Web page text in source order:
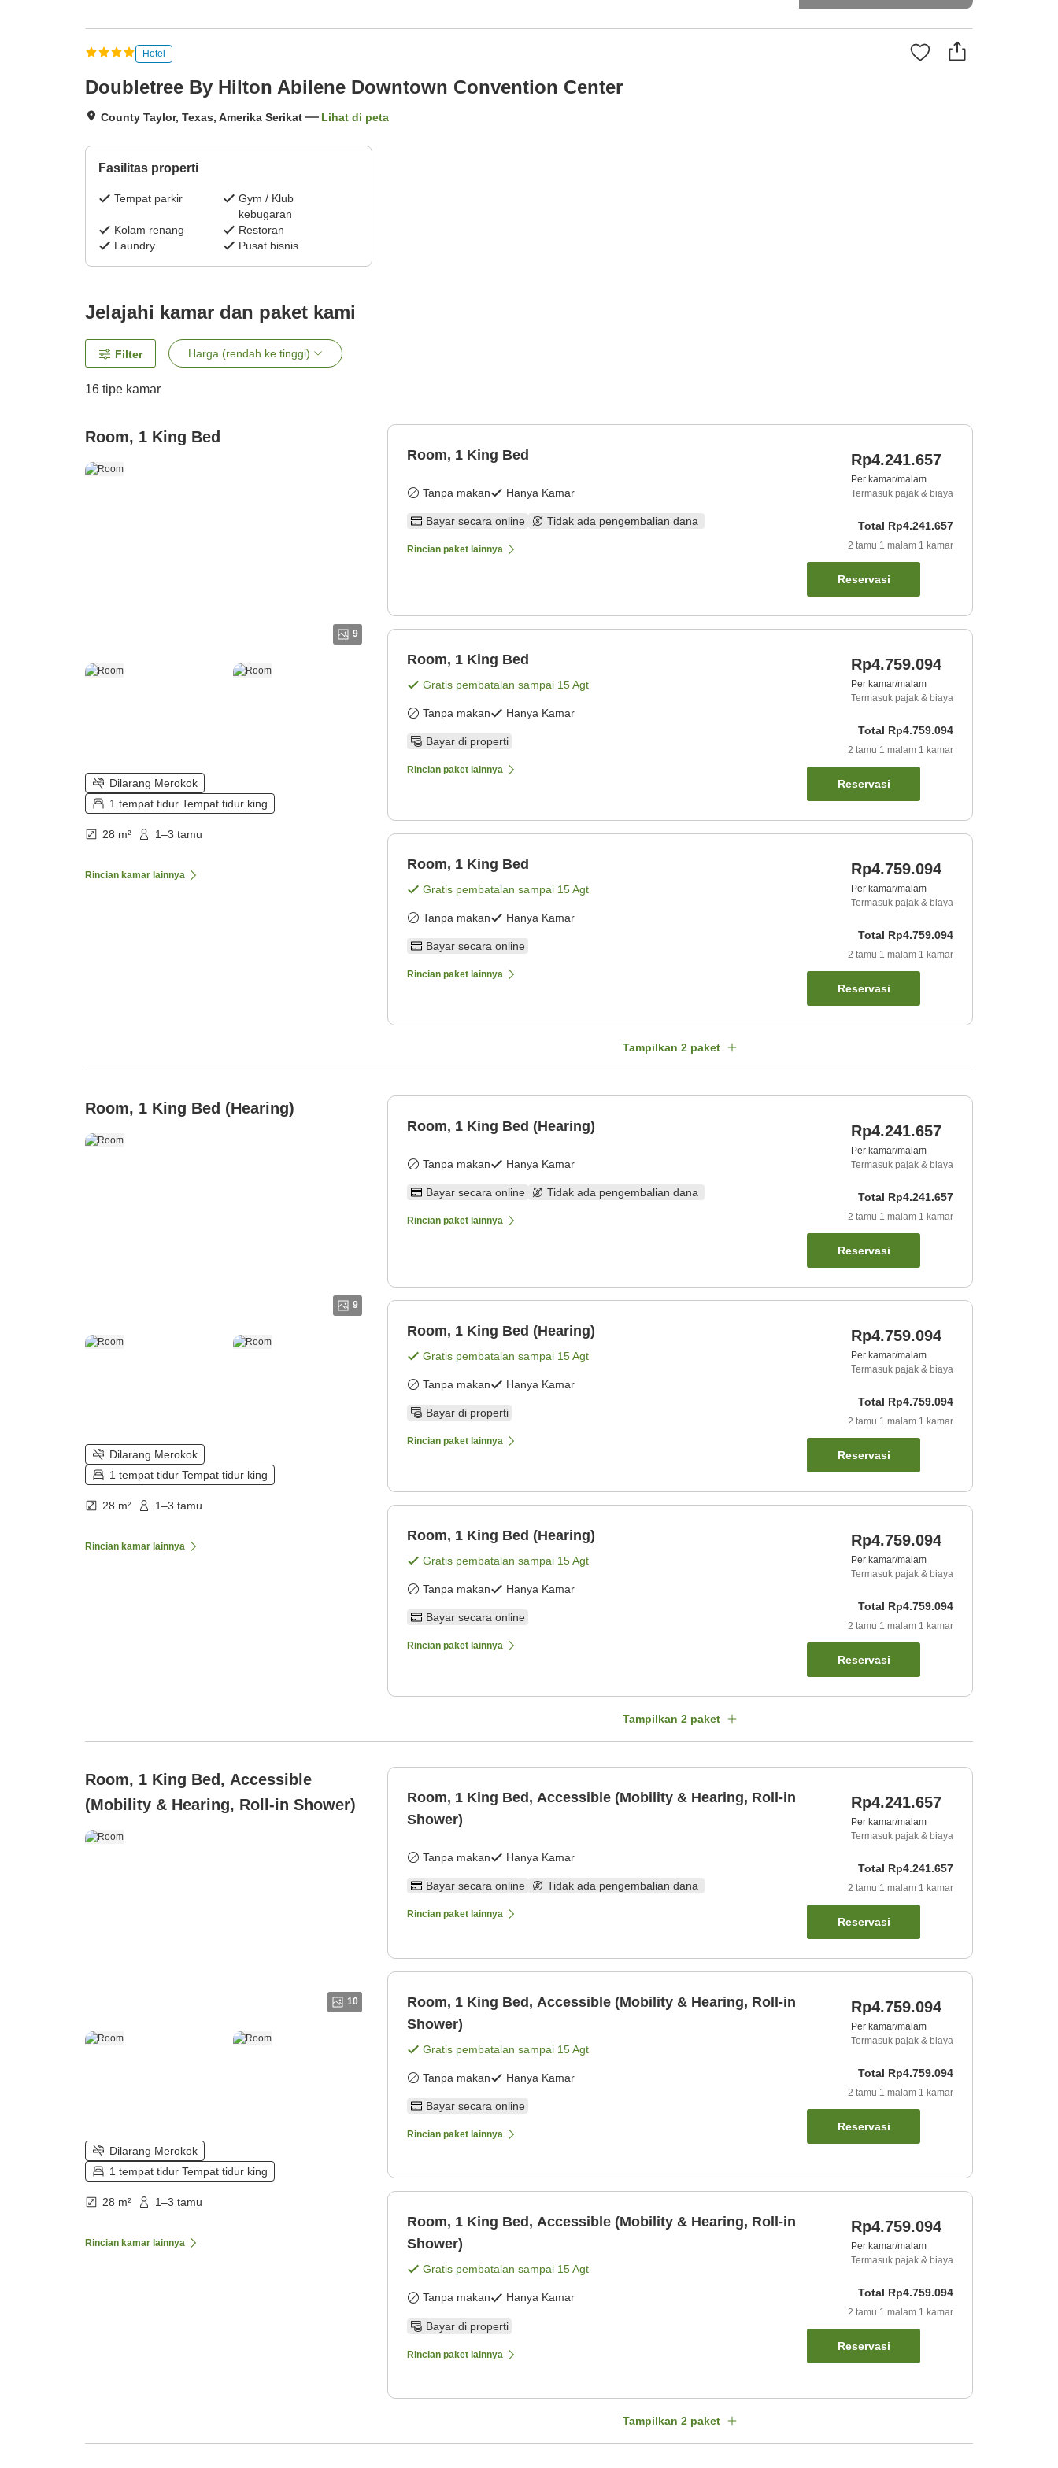
Hotel
Doubletree By Hilton Abilene Downtown Convention Center
County Taylor, Texas, Amerika Serikat Lihat di peta
Fasilitas properti
Tempat parkir
Gym / Klub
kebugaran
Kolam renang
Restoran
Laundry
Pusat bisnis
Jelajahi kamar dan paket kami
Filter Harga (rendah ke tinggi)
16 tipe kamar
Room, 1 King Bed
9
Dilarang Merokok
1 tempat tidur Tempat tidur king
28 m² 1–3 tamu
Rincian kamar lainnya
Room, 1 King Bed
Tanpa makan Hanya Kamar
Bayar secara online Tidak ada pengembalian dana
Rincian paket lainnya
Rp4.241.657
Per kamar/malam
Termasuk pajak & biaya
Total Rp4.241.657
2 tamu 1 malam 1 kamar
Reservasi
Room, 1 King Bed
Gratis pembatalan sampai 15 Agt
Tanpa makan Hanya Kamar
Bayar di properti
Rincian paket lainnya
Rp4.759.094
Per kamar/malam
Termasuk pajak & biaya
Total Rp4.759.094
2 tamu 1 malam 1 kamar
Reservasi
Room, 1 King Bed
Gratis pembatalan sampai 15 Agt
Tanpa makan Hanya Kamar
Bayar secara online
Rincian paket lainnya
Rp4.759.094
Per kamar/malam
Termasuk pajak & biaya
Total Rp4.759.094
2 tamu 1 malam 1 kamar
Reservasi
Tampilkan 2 paket
Room, 1 King Bed (Hearing)
9
Dilarang Merokok
1 tempat tidur Tempat tidur king
28 m² 1–3 tamu
Rincian kamar lainnya
Room, 1 King Bed (Hearing)
Tanpa makan Hanya Kamar
Bayar secara online Tidak ada pengembalian dana
Rincian paket lainnya
Rp4.241.657
Per kamar/malam
Termasuk pajak & biaya
Total Rp4.241.657
2 tamu 1 malam 1 kamar
Reservasi
Room, 1 King Bed (Hearing)
Gratis pembatalan sampai 15 Agt
Tanpa makan Hanya Kamar
Bayar di properti
Rincian paket lainnya
Rp4.759.094
Per kamar/malam
Termasuk pajak & biaya
Total Rp4.759.094
2 tamu 1 malam 1 kamar
Reservasi
Room, 1 King Bed (Hearing)
Gratis pembatalan sampai 15 Agt
Tanpa makan Hanya Kamar
Bayar secara online
Rincian paket lainnya
Rp4.759.094
Per kamar/malam
Termasuk pajak & biaya
Total Rp4.759.094
2 tamu 1 malam 1 kamar
Reservasi
Tampilkan 2 paket
Room, 1 King Bed, Accessible
(Mobility & Hearing, Roll-in Shower)
10
Dilarang Merokok
1 tempat tidur Tempat tidur king
28 m² 1–3 tamu
Rincian kamar lainnya
Room, 1 King Bed, Accessible (Mobility & Hearing, Roll-in
Shower)
Tanpa makan Hanya Kamar
Bayar secara online Tidak ada pengembalian dana
Rincian paket lainnya
Rp4.241.657
Per kamar/malam
Termasuk pajak & biaya
Total Rp4.241.657
2 tamu 1 malam 1 kamar
Reservasi
Room, 1 King Bed, Accessible (Mobility & Hearing, Roll-in
Shower)
Gratis pembatalan sampai 15 Agt
Tanpa makan Hanya Kamar
Bayar secara online
Rincian paket lainnya
Rp4.759.094
Per kamar/malam
Termasuk pajak & biaya
Total Rp4.759.094
2 tamu 1 malam 1 kamar
Reservasi
Room, 1 King Bed, Accessible (Mobility & Hearing, Roll-in
Shower)
Gratis pembatalan sampai 15 Agt
Tanpa makan Hanya Kamar
Bayar di properti
Rincian paket lainnya
Rp4.759.094
Per kamar/malam
Termasuk pajak & biaya
Total Rp4.759.094
2 tamu 1 malam 1 kamar
Reservasi
Tampilkan 2 paket